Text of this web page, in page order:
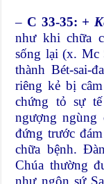
– C 33-35: +
như khi chữa
sống lại (x. Mc
thành Bét-sai-
riêng kẻ bị
chứng tỏ sự
ngượng ngùng
đứng trước
chữa bệnh.
Chúa thường
như ngôn sứ